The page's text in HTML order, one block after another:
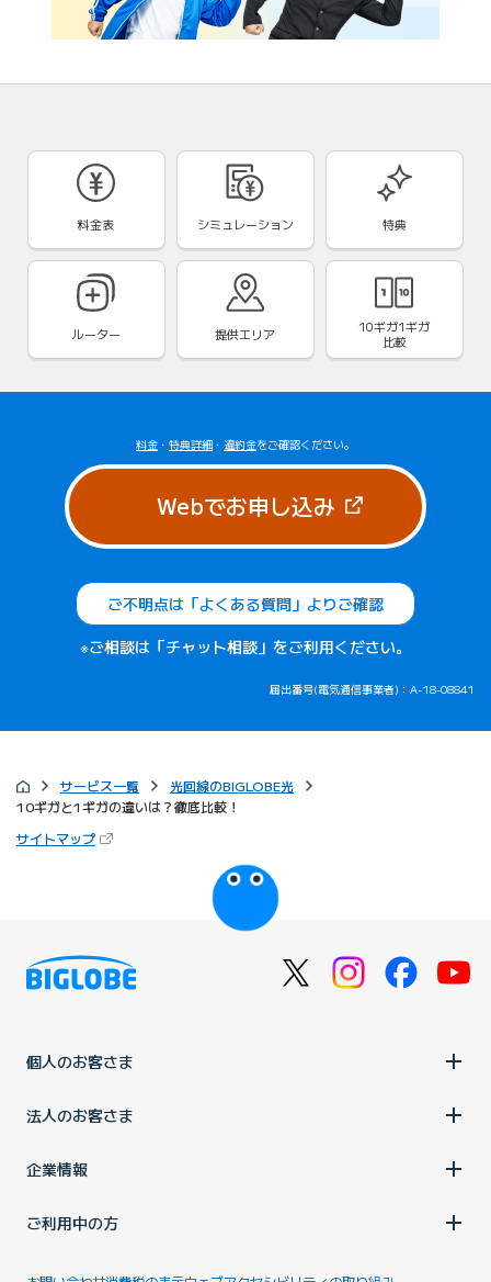
料金表 シミュレーション 特典
ルーター 提供エリア
10ギガ1ギガ
比較
料金 ・ 特典詳細 ・ 違約金をご確認ください。
Webでお申し込み（新しいタブ
ご不明点は「よくある質問」よりご確認
※ご相談は「チャット相談」をご利用ください。
届出番号(電気通信事業者)：A-18-08841
サービス一覧
光回線のBIGLOBE光
10ギガと1ギガの違いは？徹底比較！
サイトマップ（新しいタブで開きます）
びっぷるのページ
個人のお客さま
法人のお客さま
企業情報
ご利用中の方